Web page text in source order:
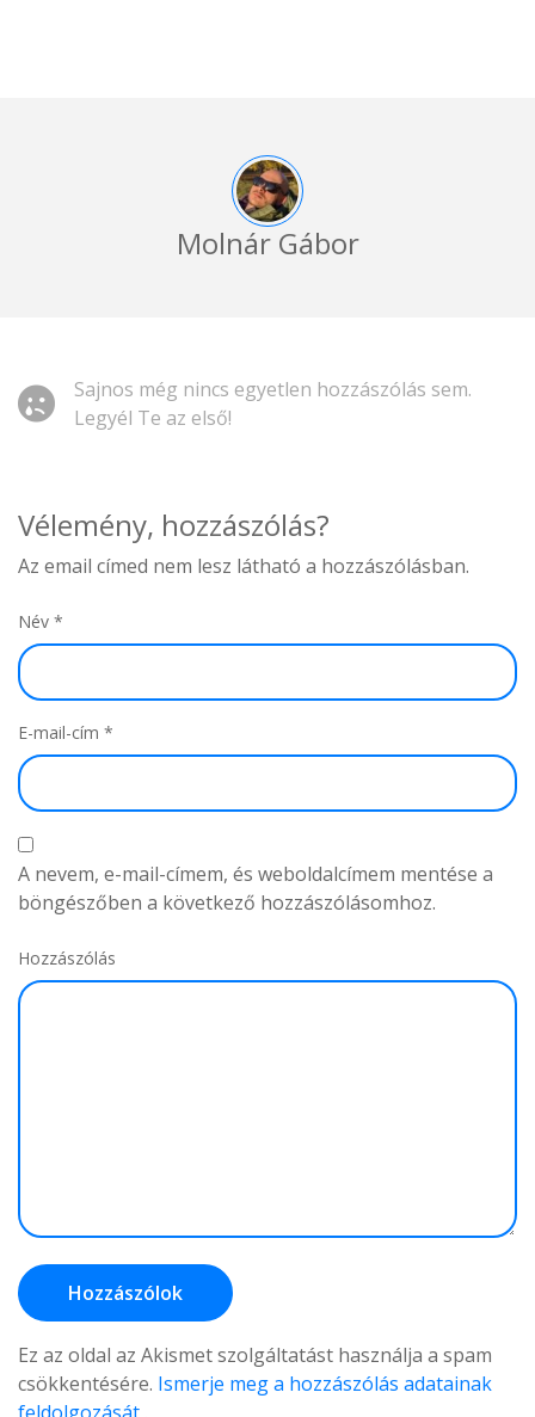
Molnár Gábor
Sajnos még nincs egyetlen hozzászólás sem.
Legyél Te az első!
Vélemény, hozzászólás?
Az email címed nem lesz látható a hozzászólásban.
Név *
E-mail-cím *
A nevem, e-mail-címem, és weboldalcímem mentése a
böngészőben a következő hozzászólásomhoz.
Hozzászólás
Ez az oldal az Akismet szolgáltatást használja a spam
csökkentésére. Ismerje meg a hozzászólás adatainak